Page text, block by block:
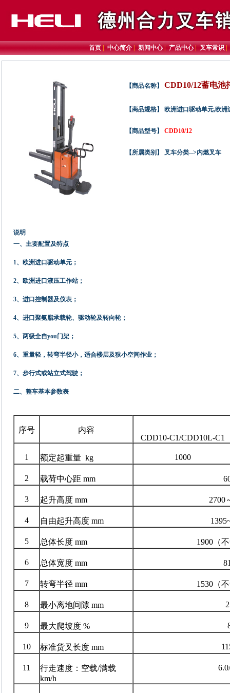
首页| 中心简介| 新闻中心| 产品中心| 叉车常识
【商品名称】 CDD10/12蓄电池
【商品规格】 欧洲进口驱动单元,欧
【商品型号】 CDD10/12
【所属类别】 叉车分类-->内燃叉车
说明
一、 主要配置及特点
1、欧洲进口驱动单元；
2、欧洲进口液压工作站；
3、进口控制器及仪表；
4、进口聚氨脂承载轮、驱动轮及转向轮；
5、两级全自you门架；
6、 重量轻，转弯半径小，适合楼层及狭小空间作业；
7、 步行式或站立式驾驶；
二、整车基本参数表
序号
内容
CDD10-C1/CDD10L-C1
1 额定起重量 kg 1000
2 载荷中心距 mm
3 起升高度 mm 2700
4 自由起升高度 mm
5 总体长度 mm 1900（
6 总体宽度 mm
7 转弯半径 mm 1530（
8 最小离地间隙 mm
9 最大爬坡度 %
10 标准货叉长度 mm
11
行走速度：空载/满载
km/h